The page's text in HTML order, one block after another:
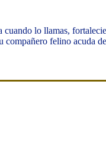
cuando lo llamas,
compañero felino acuda